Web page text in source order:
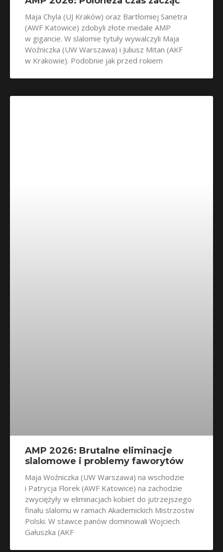
Maja Chyla (UJ Kraków) oraz Bartłomiej Sanetra
(AWF Katowice) zdobyli złote medale AMP
w gigancie. W slalomie tytuły wywalczyli Maja
Woźniczka (UW Warszawa) i Juliusz Mitan (AKF
w Krakowie). Podobnie jak przed rokiem
AMP 2026: Brutalne eliminacje
slalomowe i problemy faworytów
Maja Woźniczka (UW Warszawa) na wschodzie
i Patrycja Florek (AWF Katowice) na zachodzie
zwyciężyły w eliminacjach kobiet do jutrzejszego
finału slalomu w ramach Akademickich Mistrzostw
Polski. W stawce panów dominowali Wojciech
Gałuszka (AKF